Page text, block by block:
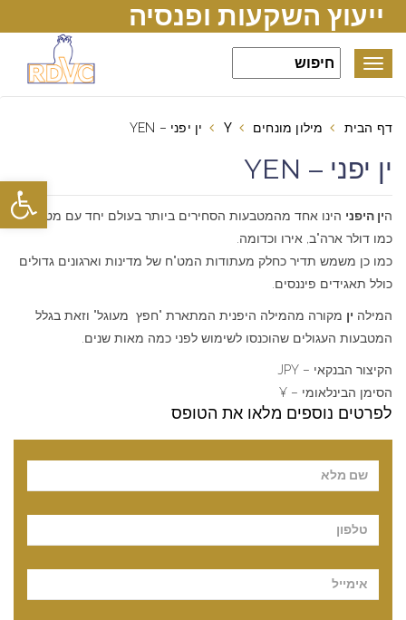
פתח
ייעוץ השקעות ופנסיה
Toggle
דף הבית מילון מונחים Y ין יפני – YEN
ין יפני – YEN
הין היפני הינו אחד מהמטבעות הסחירים ביותר בעולם יחד עם מטבעות
כמו דולר ארה"ב, אירו וכדומה.
כמו כן משמש תדיר כחלק מעתודות המט"ח של מדינות וארגונים גדולים
כולל תאגידים פיננסים.
המילה ין מקורה מהמילה היפנית המתארת "חפץ מעוגל" וזאת בגלל
המטבעות העגולים שהוכנסו לשימוש לפני כמה מאות שנים.
הקיצור הבנקאי – JPY
הסימן הבינלאומי – ¥
לפרטים נוספים מלאו את הטופס